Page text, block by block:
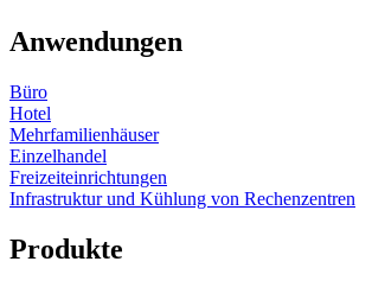
Anwendungen
Büro
Hotel
Mehrfamilienhäuser
Einzelhandel
Freizeiteinrichtungen
Infrastruktur und Kühlung von Rechenzentren
Produkte